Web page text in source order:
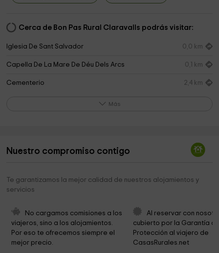
Cerca de Bon Pas Rural Claravalls podrás visitar:
Iglesia De Sant Salvador 0,0 km
Capella De La Mare De Déu Dels Arcs 0,1 km
Cementerio 2,4 km
Iglesia Parroquial De Santa Maria 3,6 km
Capella De Sant Marçal
Ermita AGUILELLA
Anglesola-Vilagrassa
Cementerio de Tornabous 5,3 km
Más
Nuestro compromiso contigo
Te garantizamos la mejor calidad de nuestros alojamientos y
servicios
No cargamos comisiones a los
viajeros, sino a los alojamientos.
Por eso te ofrecemos siempre el
mejor precio.
Al reservar con
cubierto por la Garantía
Protección al viajero de
CasasRurales.net